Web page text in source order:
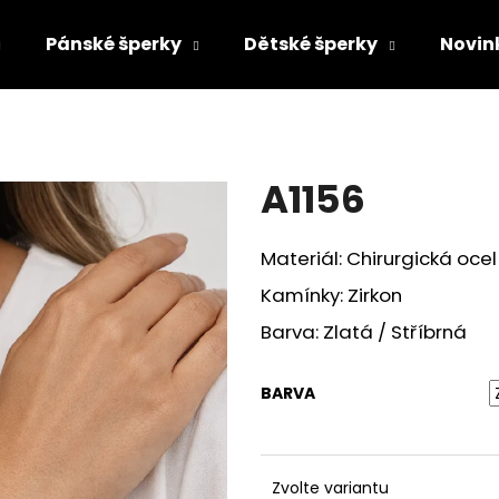
Pánské šperky Dětské šperky
A1156
Materiál: Chirurgická ocel
Kamínky: Zirkon
Barva: Zlatá / Stříbrná
BARVA
Zvolte variantu
HLEDAT
Doporučujeme